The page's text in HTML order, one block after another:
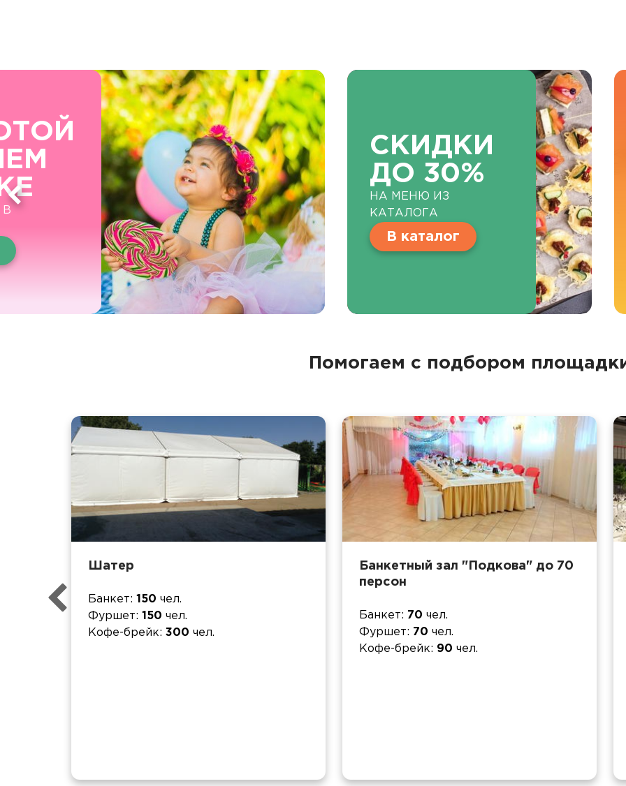
В
СКИДКИ
ДО 30%
НА МЕНЮ ИЗ
КАТАЛОГА
В каталог
Помогаем с подбором
Шатер
Банкет 150 чел.
Фуршет
150 чел.
Кофе-брейк
300 чел.
Банкетный зал "Подкова" до 70
персон
Банкет 70 чел.
Фуршет
70 чел.
Кофе-брейк
90 чел.